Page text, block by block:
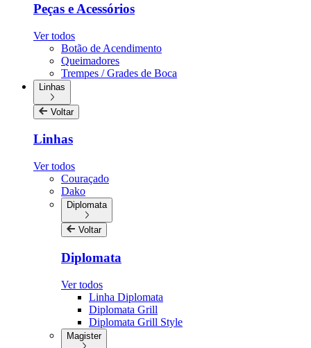
Peças e Acessórios
Ver todos
Botão de Acendimento
Queimadores
Trempes / Grades de Boca
Linhas
Voltar
Linhas
Ver todos
Couraçado
Dako
Diplomata
Voltar
Diplomata
Ver todos
Linha Diplomata
Diplomata Grill
Diplomata Grill Style
Magister